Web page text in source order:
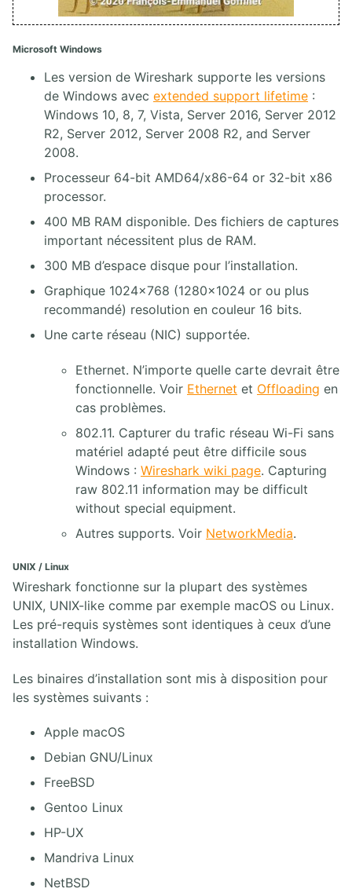
Microsoft Windows
Les version de Wireshark supporte les versions
de Windows avec extended support lifetime :
Windows 10, 8, 7, Vista, Server 2016, Server 2012
R2, Server 2012, Server 2008 R2, and Server
2008.
Processeur 64-bit AMD64/x86-64 or 32-bit x86
processor.
400 MB RAM disponible. Des fichiers de captures
important nécessitent plus de RAM.
300 MB d’espace disque pour l’installation.
Graphique 1024×768 (1280×1024 or ou plus
recommandé) resolution en couleur 16 bits.
Une carte réseau (NIC) supportée.
Ethernet. N’importe quelle carte devrait être
fonctionnelle. Voir Ethernet et Offloading en
cas problèmes.
802.11. Capturer du trafic réseau Wi-Fi sans
matériel adapté peut être difficile sous
Windows : Wireshark wiki page. Capturing
raw 802.11 information may be difficult
without special equipment.
Autres supports. Voir NetworkMedia.
UNIX / Linux
Wireshark fonctionne sur la plupart des systèmes
UNIX, UNIX-like comme par exemple macOS ou Linux.
Les pré-requis systèmes sont identiques à ceux d’une
installation Windows.
Les binaires d’installation sont mis à disposition pour
les systèmes suivants :
Apple macOS
Debian GNU/Linux
FreeBSD
Gentoo Linux
HP-UX
Mandriva Linux
NetBSD